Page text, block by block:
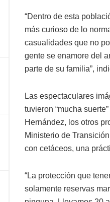
“Dentro de esta
más curioso de lo
casualidades que no
gente se enamore del
parte de su familia”,
Las espectaculares
tuvieron “mucha
Hernández, los otros
Ministerio de
con cetáceos, una
“La protección que
solamente reservas